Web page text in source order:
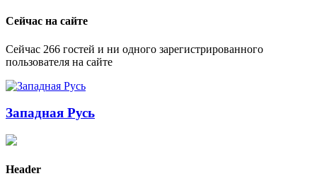
Сейчас на сайте
Сейчас 266 гостей и ни одного зарегистрированного
пользователя на сайте
Западная Русь
Header